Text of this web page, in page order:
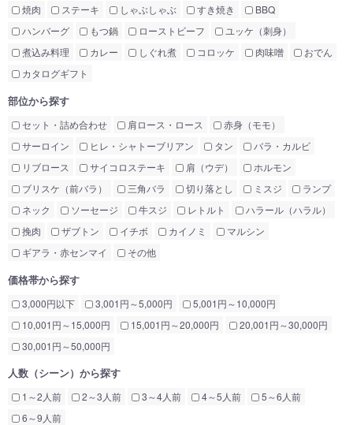
焼肉 ステーキ しゃぶしゃぶ すき焼き
BBQ
ハンバーグ
もつ鍋 ローストビーフ
ユッケ（刺身）
煮込み料理
カレー しぐれ煮 コロッケ 肉味噌
おでん
カタログギフト
部位から探す
セット・詰め合わせ 肩ロース・ロース
赤身（モモ）
サーロイン
ヒレ・シャトーブリアン タン
バラ・カルビ
リブロース
サイコロステーキ 肩（ウデ）
ホルモン
ブリスケ（前バラ）
三角バラ 切り落とし ミスジ
ランプ
ネック
ソーセージ 牛スジ レトルト
ハラール（ハラル）
挽肉
ザブトン イチボ カイノミ
マルシン
ギアラ・赤センマイ
その他
価格帯から探す
3,000円以下 3,001円～5,000円
5,001円～10,000円
10,001円～15,000円
15,001円～20,000円
20,001円～30,000円
30,001円～50,000円
人数（シーン）から探す
1～2人前 2～3人前 3～4人前 4～5人前
5～6人前
6～9人前